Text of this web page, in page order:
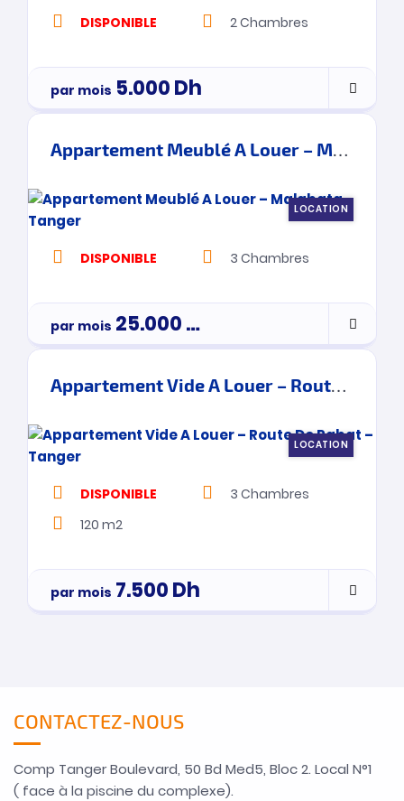
DISPONIBLE 2Chambres
par mois 5.000Dh
Appartement Meublé A Louer – Malabata – Tanger
LOCATION
DISPONIBLE 3 Chambres
par mois 25.000Dh
Appartement Vide A Louer – Route De Rabat – Tanger
LOCATION
DISPONIBLE 3 Chambres
120 m2
par mois 7.500Dh
CONTACTEZ-NOUS
Comp Tanger Boulevard, 50 Bd Med5, Bloc 2. Local N°1
( face à la piscine du complexe).